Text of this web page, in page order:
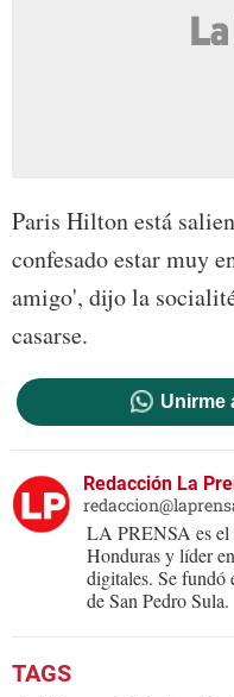
Paris Hilton está
confesado estar muy
amigo', dijo la
casarse.
Unirme
Redacción La
LA PRENSA es el
Honduras y líder
digitales. Se fundó
de San Pedro Sula.